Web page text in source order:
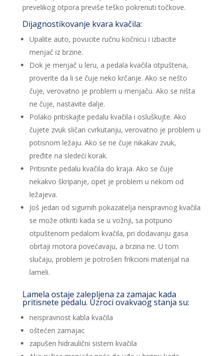
prevelikog otpora previše teško pokrenuti točkove.
Dijagnostikovanje kvara kvačila:
Upalite auto, povucite ručnu kočnicu i izbacite
menjač iz brzine.
Dok je menjač u leru, a pedala kvačila otpuštena,
proverite da li se čuje neko krčanje. Ako se nešto
čuje, verovatno je problem u menjaču. Ako se ništa
ne čuje, nastavite dalje.
Polako pritiskajte pedalu kvačila i osluškujte. Ako
čujete zvuk sličan cvrkutanju, verovatno je problem u
potisnom ležaju. Ako se ne čuje nikakav zvuk,
pređite na sledeći korak.
Pritisnite pedalu kvačila do kraja. Ako se čuje
nekakvo škripanje, opet je problem u nekom od
ležajeva.
Još jedan od sigurnih pokazatelja neispravnog kvačila
se može otkriti kada se u vožnji, sa potpuno
otpuštenom pedalom kvačila, pri dodavanju gasa
obrtaji motora povećavaju, a brzina ne. U tom
slučaju, problem je potrošen frikcioni materijal na
lameli.
Lamela ostaje zalepljena za zamajac kada
pritisnete pedalu. Uzroci ovakvaog stanja su:
neispravnost kabla kvačila
oštećen zamajac
zapušen hidraulični sistem kvačila